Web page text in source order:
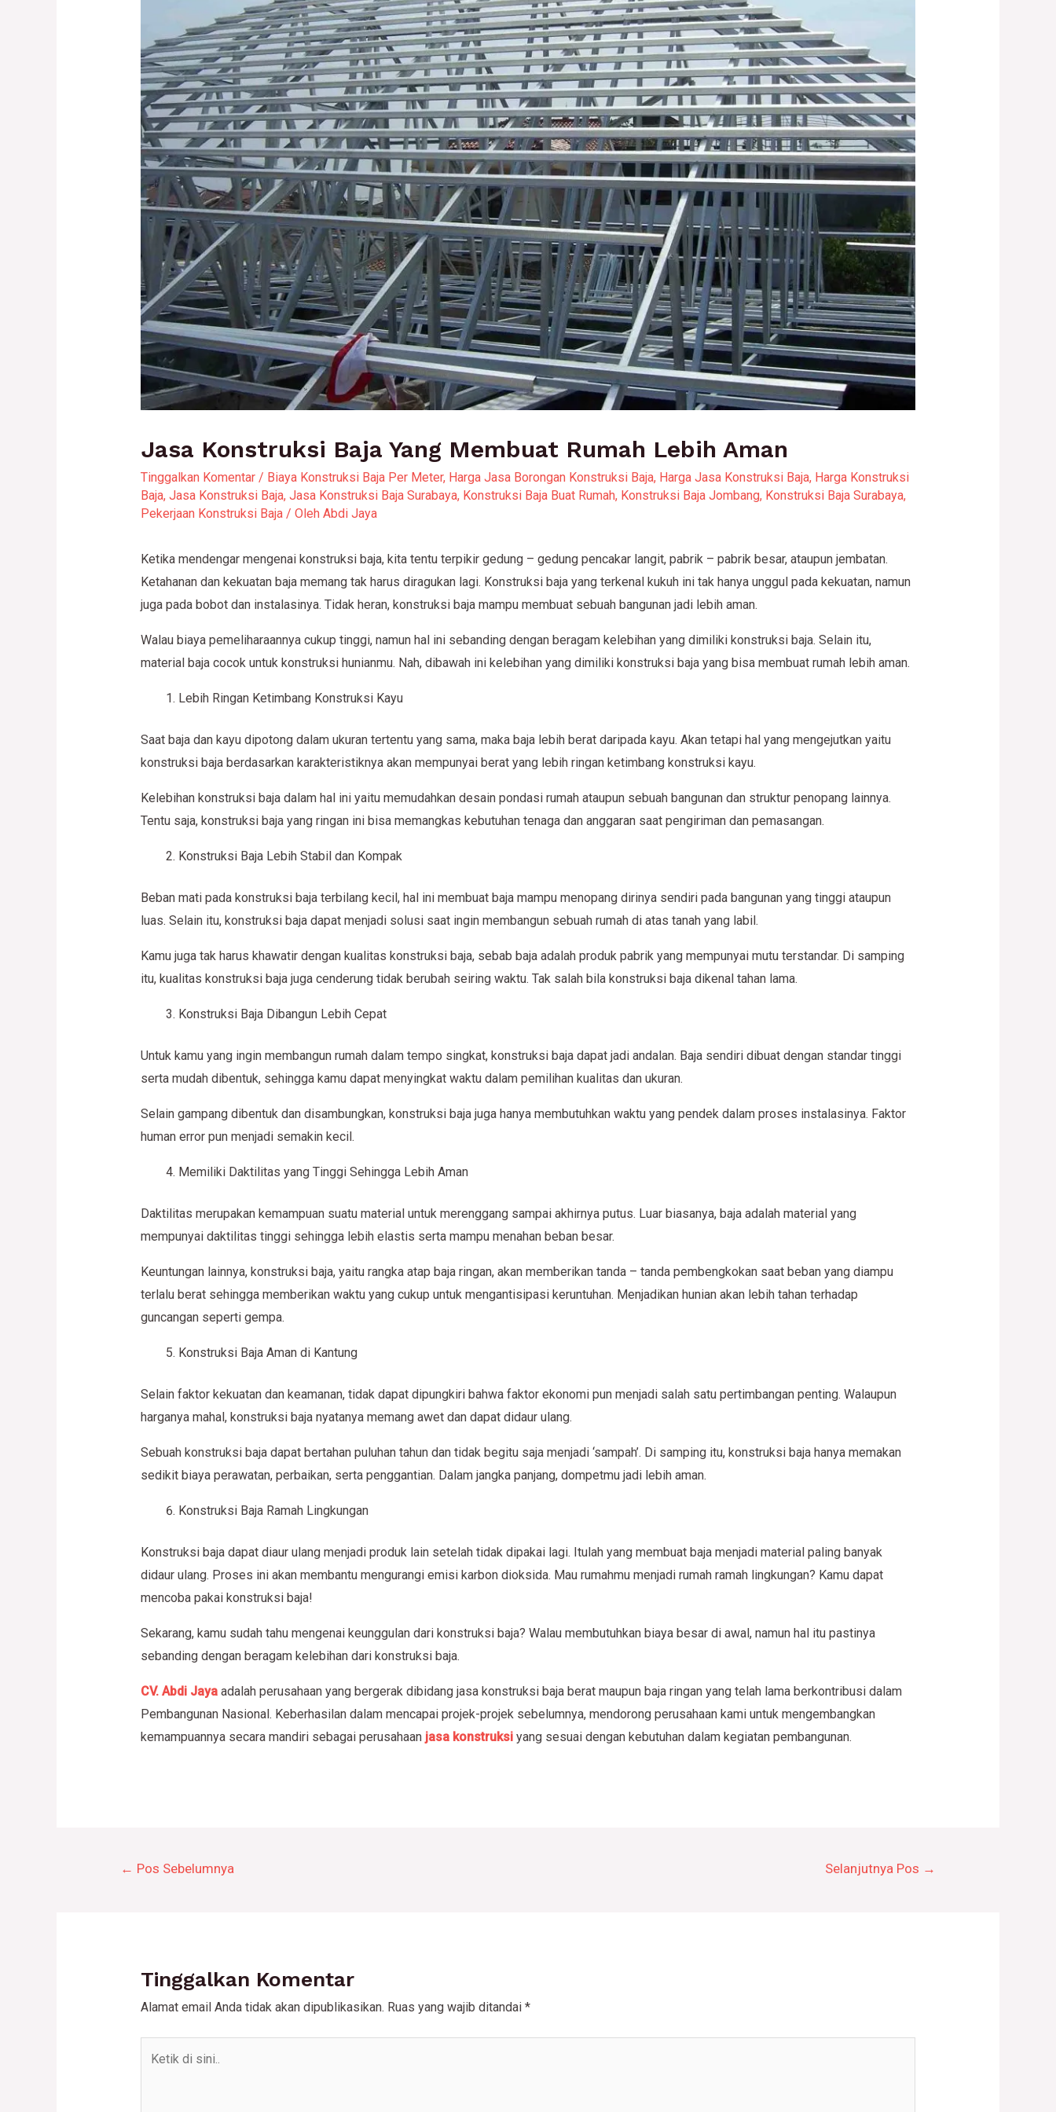
Jasa Konstruksi Baja Yang Membuat Rumah Lebih Aman
Tinggalkan Komentar / Biaya Konstruksi Baja Per Meter, Harga Jasa Borongan Konstruksi Baja, Harga Jasa Konstruksi Baja, Harga Konstruksi
Baja, Jasa Konstruksi Baja, Jasa Konstruksi Baja Surabaya, Konstruksi Baja Buat Rumah, Konstruksi Baja Jombang, Konstruksi Baja Surabaya,
Pekerjaan Konstruksi Baja/ Oleh Abdi Jaya
Ketika mendengar mengenai konstruksi baja, kita tentu terpikir gedung – gedung pencakar langit, pabrik – pabrik besar, ataupun jembatan.
Ketahanan dan kekuatan baja memang tak harus diragukan lagi. Konstruksi baja yang terkenal kukuh ini tak hanya unggul pada kekuatan, namun
juga pada bobot dan instalasinya. Tidak heran, konstruksi baja mampu membuat sebuah bangunan jadi lebih aman.
Walau biaya pemeliharaannya cukup tinggi, namun hal ini sebanding dengan beragam kelebihan yang dimiliki konstruksi baja. Selain itu,
material baja cocok untuk konstruksi hunianmu. Nah, dibawah ini kelebihan yang dimiliki konstruksi baja yang bisa membuat rumah lebih aman.
Lebih Ringan Ketimbang Konstruksi Kayu
Saat baja dan kayu dipotong dalam ukuran tertentu yang sama, maka baja lebih berat daripada kayu. Akan tetapi hal yang mengejutkan yaitu
konstruksi baja berdasarkan karakteristiknya akan mempunyai berat yang lebih ringan ketimbang konstruksi kayu.
Kelebihan konstruksi baja dalam hal ini yaitu memudahkan desain pondasi rumah ataupun sebuah bangunan dan struktur penopang lainnya.
Tentu saja, konstruksi baja yang ringan ini bisa memangkas kebutuhan tenaga dan anggaran saat pengiriman dan pemasangan.
Konstruksi Baja Lebih Stabil dan Kompak
Beban mati pada konstruksi baja terbilang kecil, hal ini membuat baja mampu menopang dirinya sendiri pada bangunan yang tinggi ataupun
luas. Selain itu, konstruksi baja dapat menjadi solusi saat ingin membangun sebuah rumah di atas tanah yang labil.
Kamu juga tak harus khawatir dengan kualitas konstruksi baja, sebab baja adalah produk pabrik yang mempunyai mutu terstandar. Di samping
itu, kualitas konstruksi baja juga cenderung tidak berubah seiring waktu. Tak salah bila konstruksi baja dikenal tahan lama.
Konstruksi Baja Dibangun Lebih Cepat
Untuk kamu yang ingin membangun rumah dalam tempo singkat, konstruksi baja dapat jadi andalan. Baja sendiri dibuat dengan standar tinggi
serta mudah dibentuk, sehingga kamu dapat menyingkat waktu dalam pemilihan kualitas dan ukuran.
Selain gampang dibentuk dan disambungkan, konstruksi baja juga hanya membutuhkan waktu yang pendek dalam proses instalasinya. Faktor
human error pun menjadi semakin kecil.
Memiliki Daktilitas yang Tinggi Sehingga Lebih Aman
Daktilitas merupakan kemampuan suatu material untuk merenggang sampai akhirnya putus. Luar biasanya, baja adalah material yang
mempunyai daktilitas tinggi sehingga lebih elastis serta mampu menahan beban besar.
Keuntungan lainnya, konstruksi baja, yaitu rangka atap baja ringan, akan memberikan tanda – tanda pembengkokan saat beban yang diampu
terlalu berat sehingga memberikan waktu yang cukup untuk mengantisipasi keruntuhan. Menjadikan hunian akan lebih tahan terhadap
guncangan seperti gempa.
Konstruksi Baja Aman di Kantung
Selain faktor kekuatan dan keamanan, tidak dapat dipungkiri bahwa faktor ekonomi pun menjadi salah satu pertimbangan penting. Walaupun
harganya mahal, konstruksi baja nyatanya memang awet dan dapat didaur ulang.
Sebuah konstruksi baja dapat bertahan puluhan tahun dan tidak begitu saja menjadi ‘sampah’. Di samping itu, konstruksi baja hanya memakan
sedikit biaya perawatan, perbaikan, serta penggantian. Dalam jangka panjang, dompetmu jadi lebih aman.
Konstruksi Baja Ramah Lingkungan
Konstruksi baja dapat diaur ulang menjadi produk lain setelah tidak dipakai lagi. Itulah yang membuat baja menjadi material paling banyak
didaur ulang. Proses ini akan membantu mengurangi emisi karbon dioksida. Mau rumahmu menjadi rumah ramah lingkungan? Kamu dapat
mencoba pakai konstruksi baja!
Sekarang, kamu sudah tahu mengenai keunggulan dari konstruksi baja? Walau membutuhkan biaya besar di awal, namun hal itu pastinya
sebanding dengan beragam kelebihan dari konstruksi baja.
CV. Abdi Jayaadalah perusahaan yang bergerak dibidang jasa konstruksi baja berat maupun baja ringan yang telah lama berkontribusi dalam
Pembangunan Nasional. Keberhasilan dalam mencapai projek-projek sebelumnya, mendorong perusahaan kami untuk mengembangkan
kemampuannya secara mandiri sebagai perusahaan jasa konstruksiyang sesuai dengan kebutuhan dalam kegiatan pembangunan.
Navigasi
← Pos Sebelumnya Selanjutnya Pos →
Tinggalkan Komentar
Alamat email Anda tidak akan dipublikasikan. Ruas yang wajib ditandai *